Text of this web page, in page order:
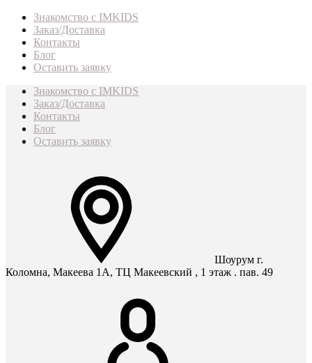
Знакомство с IMKIDS
Заказ/Доставка
Контакты
Блог
Оставить заявку
Знакомство с IMKIDS
Заказ/Доставка
Контакты
Блог
Оставить заявку
Шоурум г.
Коломна, Макеева 1А, ТЦ Макеевский , 1 этаж . пав. 49